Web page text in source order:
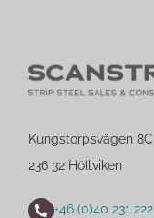
Kungstorpsvägen 8C
236 32 Höllviken
+46 (0)40 231 222